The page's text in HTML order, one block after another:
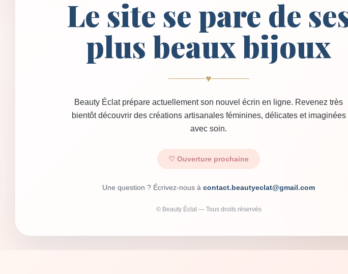
Le site se pare de
plus beaux bijoux
♥
Beauty Éclat prépare actuellement son nouvel écrin en ligne. Revenez très
bientôt découvrir des créations artisanales féminines, délicates et imaginées
avec soin.
♡ Ouverture prochaine
Une question ? Écrivez-nous à contact.beautyeclat@gmail.com
© Beauty Éclat — Tous droits réservés